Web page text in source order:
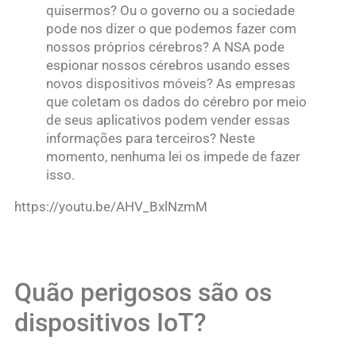
quisermos? Ou o governo ou a sociedade
pode nos dizer o que podemos fazer com
nossos próprios cérebros? A NSA pode
espionar nossos cérebros usando esses
novos dispositivos móveis? As empresas
que coletam os dados do cérebro por meio
de seus aplicativos podem vender essas
informações para terceiros? Neste
momento, nenhuma lei os impede de fazer
isso.
https://youtu.be/AHV_BxlNzmM
Quão perigosos são os
dispositivos IoT?